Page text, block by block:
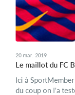
20 mar. 2019
Le maillot du FC
Ici à
du coup on l'a